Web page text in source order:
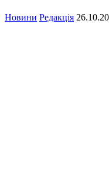
Новини Редакція